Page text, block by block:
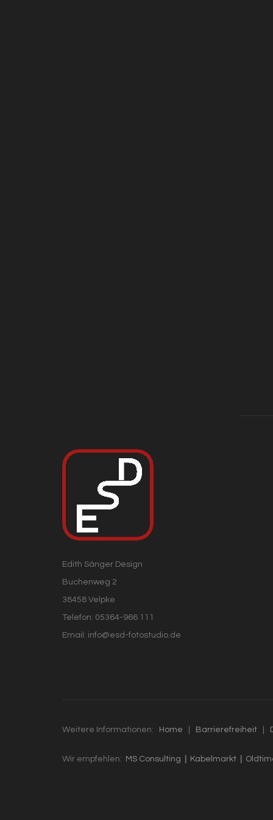
Edith Sänger Design
Buchenweg 2
38458 Velpke
Telefon: 05364-966 111
Email: info@esd-fotostudio.de
Weitere Informationen: Home Barrierefreiheit
Wir empfehlen: MS Consulting Kabelmarkt